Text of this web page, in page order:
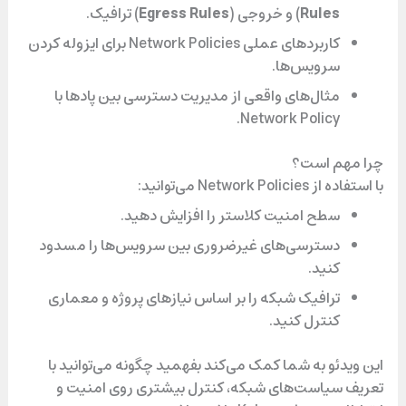
و
Rules) و خروجی (Egress Rules) ترافیک.
کاربردهای عملی Network Policies برای ایزوله کردن
سرویس‌ها.
مثال‌های واقعی از مدیریت دسترسی بین پادها با
Network Policy.
چرا مهم است؟
با استفاده از Network Policies می‌توانید:
سطح امنیت کلاستر را افزایش دهید.
دسترسی‌های غیرضروری بین سرویس‌ها را مسدود
کنید.
ترافیک شبکه را بر اساس نیازهای پروژه و معماری
کنترل کنید.
این ویدئو به شما کمک می‌کند بفهمید چگونه می‌توانید با
تعریف سیاست‌های شبکه، کنترل بیشتری روی امنیت و